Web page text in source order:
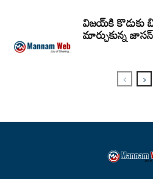
విజయ్‌కి కొడుకు
మార్చుకున్న